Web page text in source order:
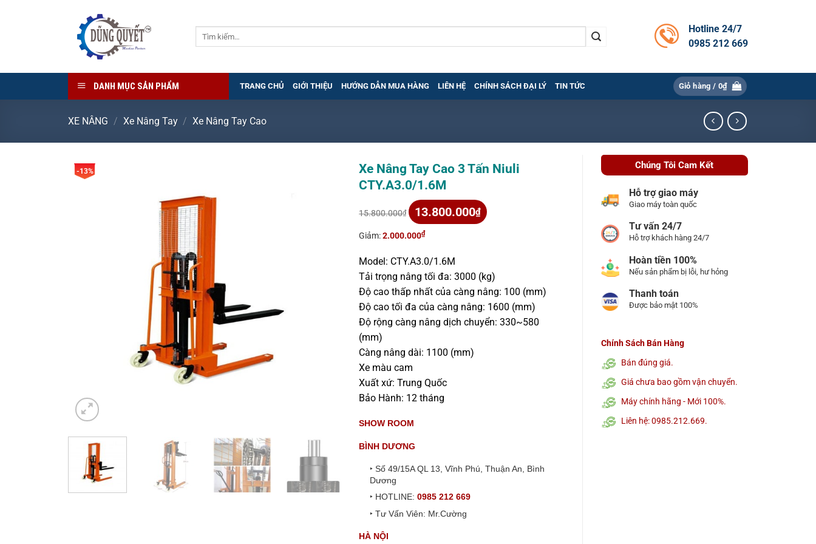
Hotline 24/7
0985 212 669
DANH MỤC SẢN PHẨM TRANG CHỦ GIỚI THIỆU HƯỚNG DẪN MUA HÀNG LIÊN HỆ CHÍNH SÁCH ĐẠI LÝ TIN TỨC Giỏ hàng / 0₫
XE NÂNG / Xe Nâng Tay / Xe Nâng Tay Cao
-13%
Xe Nâng Tay Cao 3 Tấn Niuli
CTY.A3.0/1.6M
15.800.000₫
gốc
là:
15.800.000₫.
13.800.000₫
hiện
tại
là:
Giảm:2.000.000₫
Model: CTY.A3.0/1.6M
Tải trọng nâng tối đa: 3000 (kg)
Độ cao thấp nhất của càng nâng: 100 (mm)
Độ cao tối đa của càng nâng: 1600 (mm)
Độ rộng càng nâng dịch chuyển: 330~580
(mm)
Càng nâng dài: 1100 (mm)
Xe màu cam
Xuất xứ: Trung Quốc
Bảo Hành: 12 tháng
SHOW ROOM
BÌNH DƯƠNG
‣ Số 49/15A QL 13, Vĩnh Phú, Thuận An, Bình
Dương
‣ HOTLINE:0985 212 669
‣ Tư Vấn Viên: Mr.Cường
HÀ NỘI
Chúng Tôi Cam Kết
Hỗ trợ giao máy
Giao máy toàn quốc
Tư vấn 24/7
Hỗ trợ khách hàng 24/7
Hoàn tiền 100%
Nếu sản phẩm bị lỗi, hư hỏng
Thanh toán
Được bảo mật 100%
Chính Sách Bán Hàng
Bán đúng giá.
Giá chưa bao gồm vận chuyển.
Máy chính hãng - Mới 100%.
Liên hệ: 0985.212.669.